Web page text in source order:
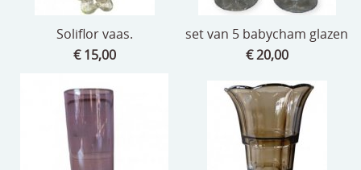
Soliflor vaas.
€ 15,00
set van 5 babycham glazen
€ 20,00